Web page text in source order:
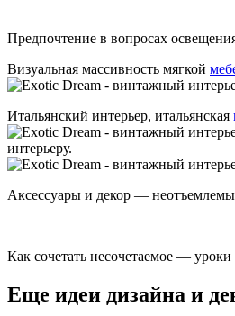
Предпочтение в вопросах
Визуальная массивность мягкой
Итальянский интерьер, итальянская
интерьеру.
Аксессуары и декор —
Как сочетать несочетаемое — уроки
Еще идеи дизайна и